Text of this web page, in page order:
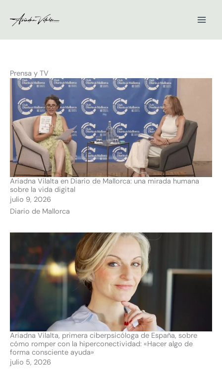
contenido
Prensa y TV
Ariadna Vilalta en Diario de Mallorca: una mirada humana
sobre la vida digital
julio 9, 2026
Diario de Mallorca
Ariadna Vilalta, primera ciberpsicóloga de España, sobre
cómo romper con la hiperconectividad: «Hacer algo de
forma consciente ayuda»
julio 5, 2026
P
g
n
a
P
g
n
a
P
g
n
a
P
g
n
a